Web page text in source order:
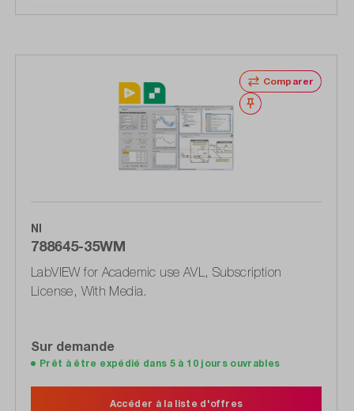
Comparer
Noter
NI
788645-35WM
LabVIEW for Academic use AVL, Subscription
License, With Media.
Sur demande
Prêt à être expédié dans 5 à 10 jours ouvrables
Accéder à la liste d'offres